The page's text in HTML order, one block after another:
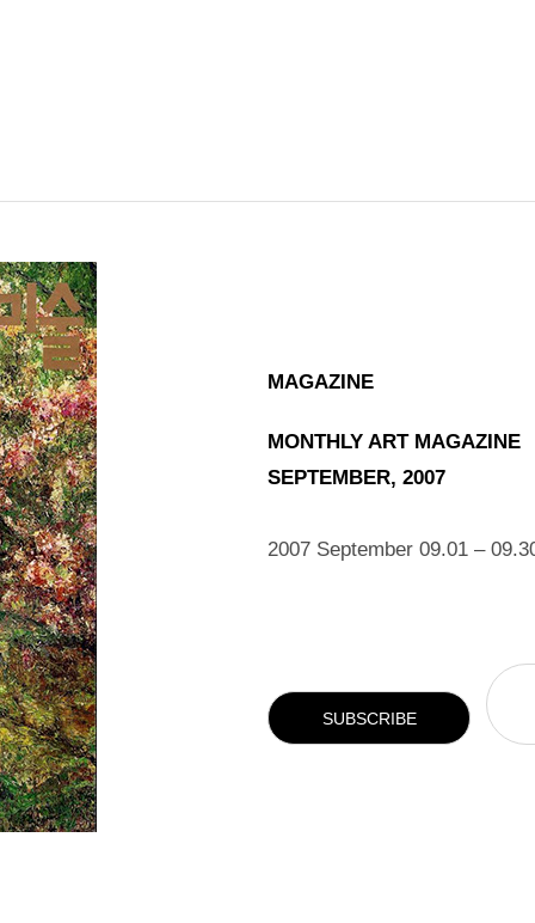
MAGAZINE
MONTHLY ART MAGAZINE
SEPTEMBER, 2007
2007 September 09.01 –
SUBSCRIBE